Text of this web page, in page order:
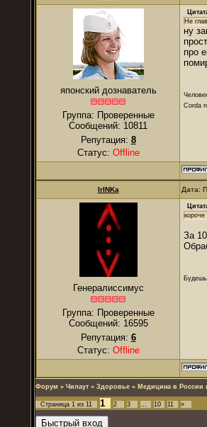
японский дознаватель
Группа: Проверенные
Сообщений: 10811
Репутация: 8
Статус: Offline
Не
ну
про
Corda
IrINKa Дата:
Генералиссимус
Группа: Проверенные
Сообщений: 16595
Репутация: 6
Статус: Offline
За
Форум » Чилаут » Здоровье » Медицина в России
Страница 1 из 11 1 2 3 … 10 11 »